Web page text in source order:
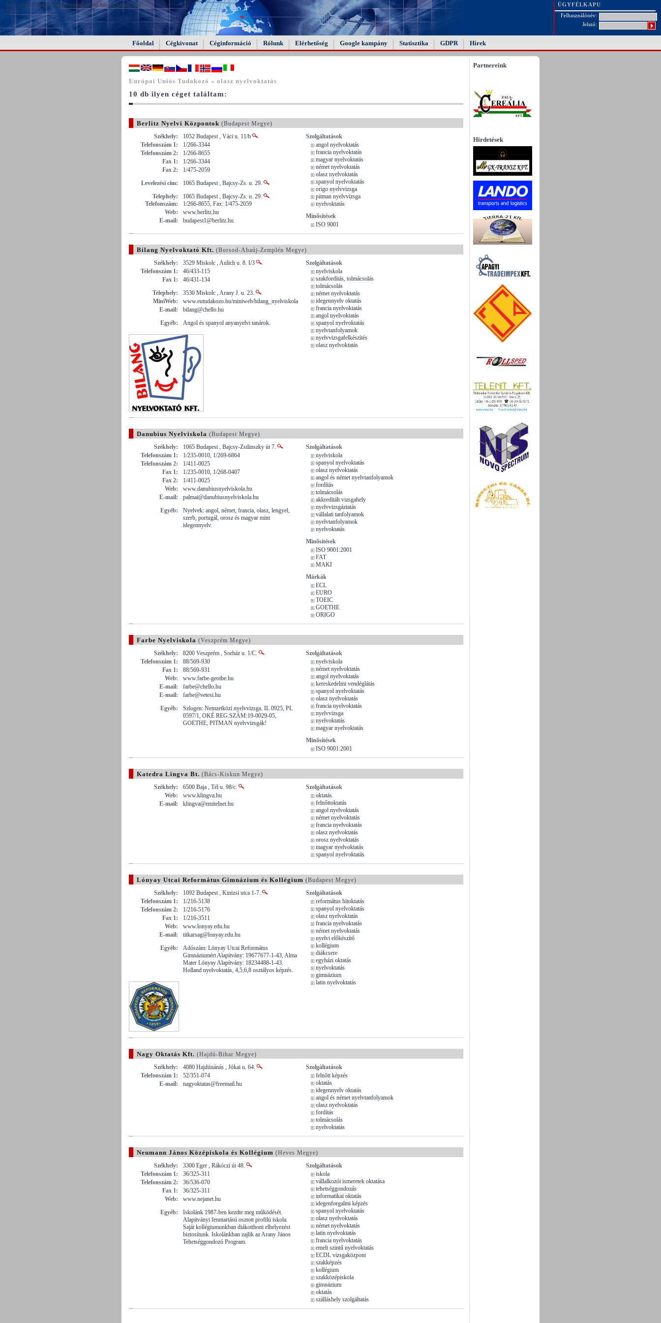
FAIL (the browser should render some flash content, not
this).
ÜGYFÉLKAPU
Felhasználónév:
Jelszó:
Főoldal Cégkivonat Céginformáció Rólunk Elérhetőség Google kampány Statisztika GDPR Hírek
Európai Uniós Tudakozó « olasz nyelvoktatás
10 db ilyen céget találtam:
Berlitz Nyelvi Központok (Budapest Megye)
Székhely:
1052 Budapest , Váci u. 11/b
Telefonszám 1:
1/266-3344
Telefonszám 2:
1/266-8655
Fax 1:
1/266-3344
Fax 2:
1/475-2059
Levelezési cím:
1065 Budapest , Bajcsy-Zs. u. 29.
Telephely:
1065 Budapest , Bajcsy-Zs. u. 29.
Telefonszám:
1/266-8655, Fax: 1/475-2059
Web:
www.berlitz.hu
E-mail:
budapest1@berlitz.hu
Szolgáltatások
angol nyelvoktatás
francia nyelvoktatás
magyar nyelvoktatás
német nyelvoktatás
olasz nyelvoktatás
spanyol nyelvoktatás
origo nyelvvizsga
pitman nyelvvizsga
nyelvoktatás
Minősítések
ISO 9001
Bilang Nyelvoktató Kft. (Borsod-Abaúj-Zemplén Megye)
Székhely:
3529 Miskolc , Aulich u. 8. I/3
Telefonszám 1:
46/433-115
Fax 1:
46/431-134
Telephely:
3530 Miskolc , Arany J. u. 23.
MiniWeb:
www.eutudakozo.hu/miniweb/bilang_nyelviskola
E-mail:
bilang@chello.hu
Egyéb:
Angol és spanyol anyanyelvi tanárok.
Szolgáltatások
nyelviskola
szakfordítás, tolmácsolás
tolmácsolás
német nyelvoktatás
idegennyelv oktatás
francia nyelvoktatás
angol nyelvoktatás
spanyol nyelvoktatás
nyelvtanfolyamok
nyelvvizsgafelkészítés
olasz nyelvoktatás
Danubius Nyelviskola (Budapest Megye)
Székhely:
1065 Budapest , Bajcsy-Zsilinszky út 7.
Telefonszám 1:
1/235-0010, 1/269-6864
Telefonszám 2:
1/411-0025
Fax 1:
1/235-0010, 1/268-0407
Fax 2:
1/411-0025
Web:
www.danubiusnyelviskola.hu
E-mail:
palmai@danubiusnyelviskola.hu
Egyéb:
Nyelvek: angol, német, francia, olasz, lengyel,
szerb, portugál, orosz és magyar mint
idegennyelv.
Szolgáltatások
nyelviskola
spanyol nyelvoktatás
olasz nyelvoktatás
angol és német nyelvtanfolyamok
fordítás
tolmácsolás
akkreditált vizsgahely
nyelvvizsgáztatás
vállalati tanfolyamok
nyelvtanfolyamok
nyelvoktatás
Minősítések
ISO 9001:2001
FAT
MAKI
Márkák
ECL
EURO
TOEIC
GOETHE
ORIGO
Farbe Nyelviskola (Veszprém Megye)
Székhely:
8200 Veszprém , Sorház u. 1/C.
Telefonszám 1:
88/569-930
Fax 1:
88/569-931
Web:
www.farbe-geothe.hu
E-mail:
farbe@chello.hu
E-mail:
farbe@vetesi.hu
Egyéb:
Szlogen: Nemzetközi nyelvvizsga. IL 0925, PL
0597/1, OKÉ REG.SZÁM:19-0029-05,
GOETHE, PITMAN nyelvvizsgák!
Szolgáltatások
nyelviskola
német nyelvoktatás
angol nyelvoktatás
kereskedelmi vendéglátás
spanyol nyelvoktatás
olasz nyelvoktatás
francia nyelvoktatás
nyelvvizsga
nyelvoktatás
magyar nyelvoktatás
Minősítések
ISO 9001:2001
Katedra Lingva Bt. (Bács-Kiskun Megye)
Székhely:
6500 Baja , Tél u. 98/c.
Web:
www.klingva.hu
E-mail:
klingva@emitelnet.hu
Szolgáltatások
oktatás
felnőttoktatás
angol nyelvoktatás
német nyelvoktatás
francia nyelvoktatás
olasz nyelvoktatás
orosz nyelvoktatás
magyar nyelvoktatás
spanyol nyelvoktatás
Lónyay Utcai Református Gimnázium és Kollégium (Budapest Megye)
Székhely:
1092 Budapest , Kinizsi utca 1-7.
Telefonszám 1:
1/216-5138
Telefonszám 2:
1/216-5176
Fax 1:
1/216-3511
Web:
www.lonyay.edu.hu
E-mail:
titkarsag@lonyay.edu.hu
Egyéb:
Adószám: Lónyay Utcai Református
Gimnáziumért Alapítvány: 19677677-1-43, Alma
Mater Lónyay Alapítvány: 18234488-1-43.
Holland nyelvoktatás, 4,5,6,8 osztályos képzés.
Szolgáltatások
református hitoktatás
spanyol nyelvoktatás
olasz nyelvoktatás
francia nyelvoktatás
német nyelvoktatás
nyelvi előkészítő
kollégium
diákcsere
egyházi oktatás
nyelvoktatás
gimnázium
latin nyelvoktatás
Nagy Oktatás Kft. (Hajdú-Bihar Megye)
Székhely:
4080 Hajdúnánás , Jókai u. 64.
Telefonszám 1:
52/351-074
E-mail:
nagyoktatas@freemail.hu
Szolgáltatások
felnőtt képzés
oktatás
idegennyelv oktatás
angol és német nyelvtanfolyamok
olasz nyelvoktatás
fordítás
tolmácsolás
nyelvoktatás
Neumann János Középiskola és Kollégium (Heves Megye)
Székhely:
3300 Eger , Rákóczi út 48.
Telefonszám 1:
36/325-311
Telefonszám 2:
36/536-070
Fax 1:
36/325-311
Web:
www.nejanet.hu
Egyéb:
Iskolánk 1987-ben kezdte meg működését.
Alapítványi fenntartású osztott profilú iskola.
Saját kollégiumunkban diákotthoni elhelyezést
biztosítunk. Iskolánkban zajlik az Arany János
Tehetséggondozó Program.
Szolgáltatások
iskola
vállalkozói ismeretek oktatása
tehetséggondozás
informatikai oktatás
idegenforgalmi képzés
spanyol nyelvoktatás
olasz nyelvoktatás
német nyelvoktatás
latin nyelvoktatás
francia nyelvoktatás
emelt szintű nyelvoktatás
ECDL vizsgaközpont
szakképzés
kollégium
szakközépiskola
gimnázium
oktatás
szálláshely szolgáltatás
Partnereink
Hirdetések